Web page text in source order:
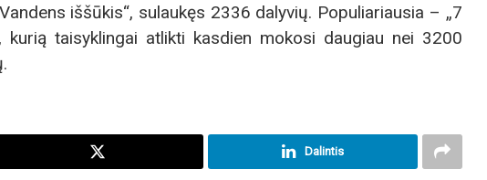
iššūkis“, sulaukęs 2336 dalyvių. Populiariausia – „7
kurią taisyklingai atlikti kasdien mokosi daugiau nei 3200
Dalintis